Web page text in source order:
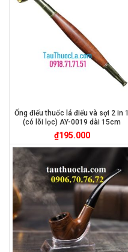
Ống điếu thuốc lá điếu và sợi 2 in 1
(có lõi lọc) AY-0019 dài 15cm
₫195.000